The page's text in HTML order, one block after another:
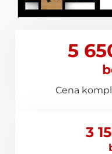
5
Cena
3